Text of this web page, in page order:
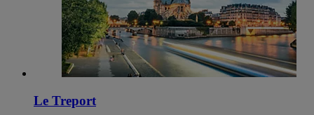
Le Treport